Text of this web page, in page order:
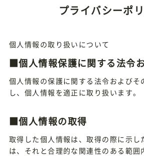
プライバシーポ
個人情報の取り扱いについて
■個人情報保護に関する法令
個人情報の保護に関する法令およびそ
し、個人情報を適正に取り扱います。
■個人情報の取得
取得した個人情報は、取得の際に示し
は、それと合理的な関連性のある範囲